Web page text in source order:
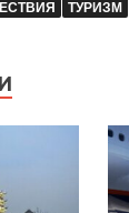
ТУРИЗМ